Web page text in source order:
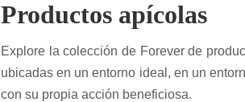
Productos apícolas
Explore la colección de Forever de
ubicadas en un entorno ideal, en un
con su propia acción beneficiosa.